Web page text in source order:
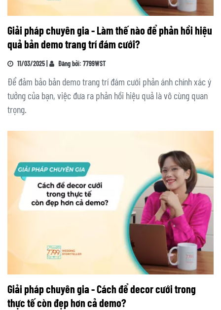
Giải pháp chuyên gia - Làm thế nào để phản hồi hiệu
quả bản demo trang trí đám cưới?
11/03/2025 | Đăng bởi: 7799WST
Để đảm bảo bản demo trang trí đám cưới phản ánh chính xác ý
tưởng của bạn, việc đưa ra phản hồi hiệu quả là vô cùng quan
trọng.
Giải pháp chuyên gia - Cách để decor cưới trong
thực tế còn đẹp hơn cả demo?